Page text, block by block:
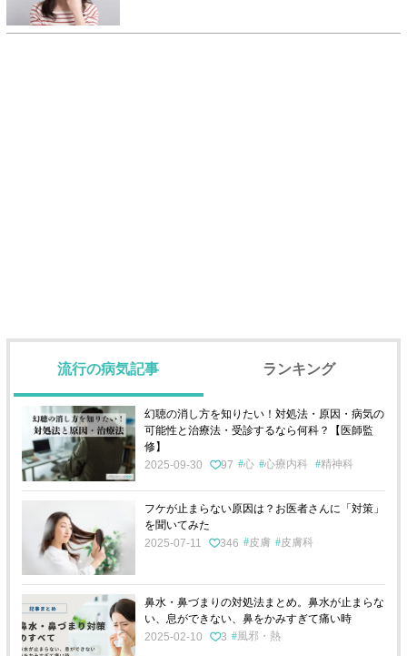
流行の病気記事 ランキング
幻聴の消し方を知りたい！対処法・原因・病気の
可能性と治療法・受診するなら何科？【医師監
修】
2025-09-30
97 心 心療内科 精神科
フケが止まらない原因は？お医者さんに「対策」
を聞いてみた
2025-07-11
346 皮膚 皮膚科
鼻水・鼻づまりの対処法まとめ。鼻水が止まらな
い、息ができない、鼻をかみすぎて痛い時
2025-02-10
3 風邪・熱